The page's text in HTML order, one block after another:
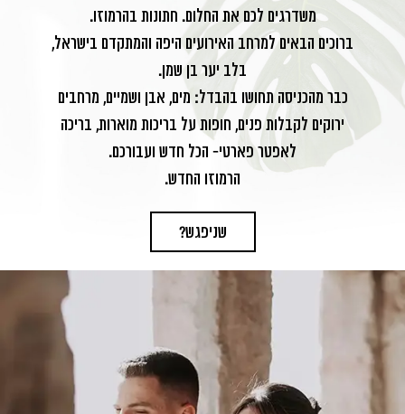
משדרגים לכם את החלום. חתונות בהרמוזו.
ברוכים הבאים למרחב האירועים היפה והמתקדם בישראל,
בלב יער בן שמן.
כבר מהכניסה תחושו בהבדל: מים, אבן ושמיים, מרחבים
ירוקים לקבלות פנים, חופות על בריכות מוארות, בריכה
לאפטר פארטי- הכל חדש ועבורכם.
הרמוזו החדש.
שניפגש?